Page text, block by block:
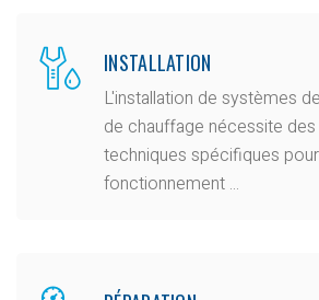
INSTALLATION
L'installation de systèmes
de chauffage nécessite
techniques spécifiques
fonctionnement ...